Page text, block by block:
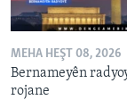
MEHA HEŞT 08, 2026
Bernameyên
rojane